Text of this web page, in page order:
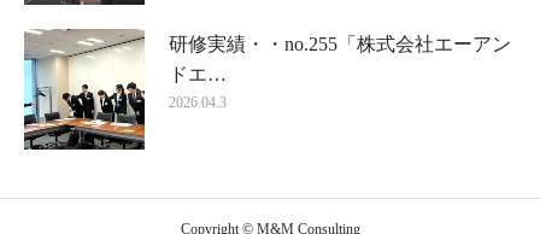
研修実績・・no.255「株式会社エーアン
ドエ…
2026.04.3
Copyright © M&M Consulting